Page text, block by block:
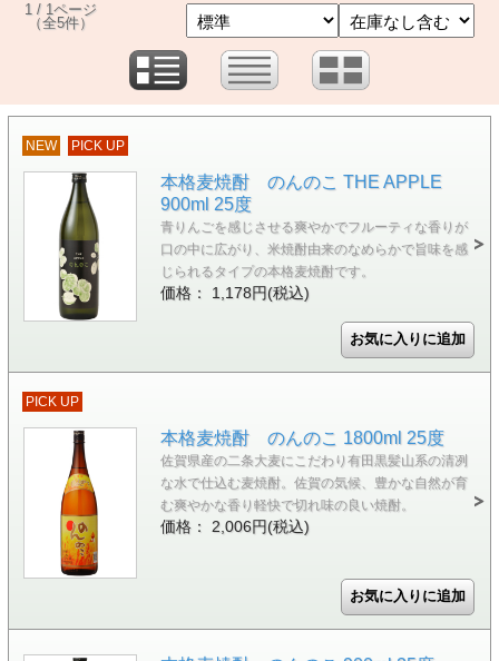
1 / 1ページ
（全5件）
NEW PICK UP
本格麦焼酎 のんのこ THE APPLE
900ml 25度
青りんごを感じさせる爽やかでフルーティな香りが
口の中に広がり、米焼酎由来のなめらかで旨味を感
じられるタイプの本格麦焼酎です。
価格： 1,178円(税込)
PICK UP
本格麦焼酎 のんのこ 1800ml 25度
佐賀県産の二条大麦にこだわり有田黒髪山系の清冽
な水で仕込む麦焼酎。佐賀の気候、豊かな自然が育
む爽やかな香り軽快で切れ味の良い焼酎。
価格： 2,006円(税込)